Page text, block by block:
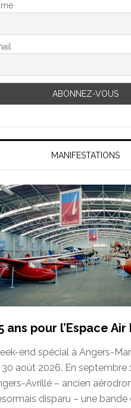
MANIFESTATIONS
ans pour l’Espace Air
end spécial à Angers-
août 2026. En septembre
Avrillé – ancien
disparu – une bande